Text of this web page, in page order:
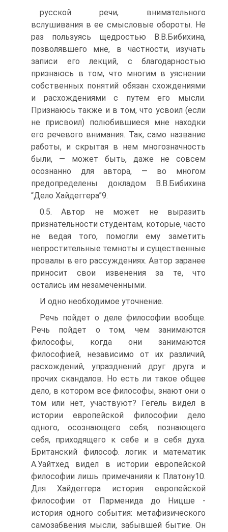
русской речи, внимательного
вслушивания в ее смысловые обороты. Не
раз пользуясь щедростью В.В.Бибихина,
позволявшего мне, в частности, изучать
записи его лекций, с благодарностью
признаюсь в том, что многим в уяснении
собственных понятий обязан схождениями
и расхождениями с путем его мысли.
Признаюсь также и в том, что усвоил (если
не присвоил) полюбившиеся мне находки
его речевого внимания. Так, само название
работы, и скрытая в нем многозначность
были, — может быть, даже не совсем
осознанно для автора, — во многом
предопределены докладом В.В.Бибихина
“Дело Хайдеггера”9.
0.5. Автор не может не выразить
признательности студентам, которые, часто
не ведая того, помогли ему заметить
непростительные темноты и существенные
провалы в его рассуждениях. Автор заранее
приносит свои извенения за те, что
остались им незамеченными.
И одно необходимое уточнение.
Речь пойдет о деле философии вообще.
Речь пойдет о том, чем занимаются
философы, когда они занимаются
философией, независимо от их различий,
расхождений, упразднений друг друга и
прочих скандалов. Но есть ли такое общее
дело, в котором все философы, знают они о
том или нет, участвуют? Гегель видел в
истории европейской философии дело
одного, осознающего себя, познающего
себя, приходящего к себе и в себя духа.
Британский философ. логик и математик
А.Уайтхед видел в истории европейской
философии лишь примечанияи к Платону10.
Для Хайдеггера история европейской
философии от Парменида до Ницше -
история одного события: метафизического
самозабвения мысли, забывшей бытие. Он